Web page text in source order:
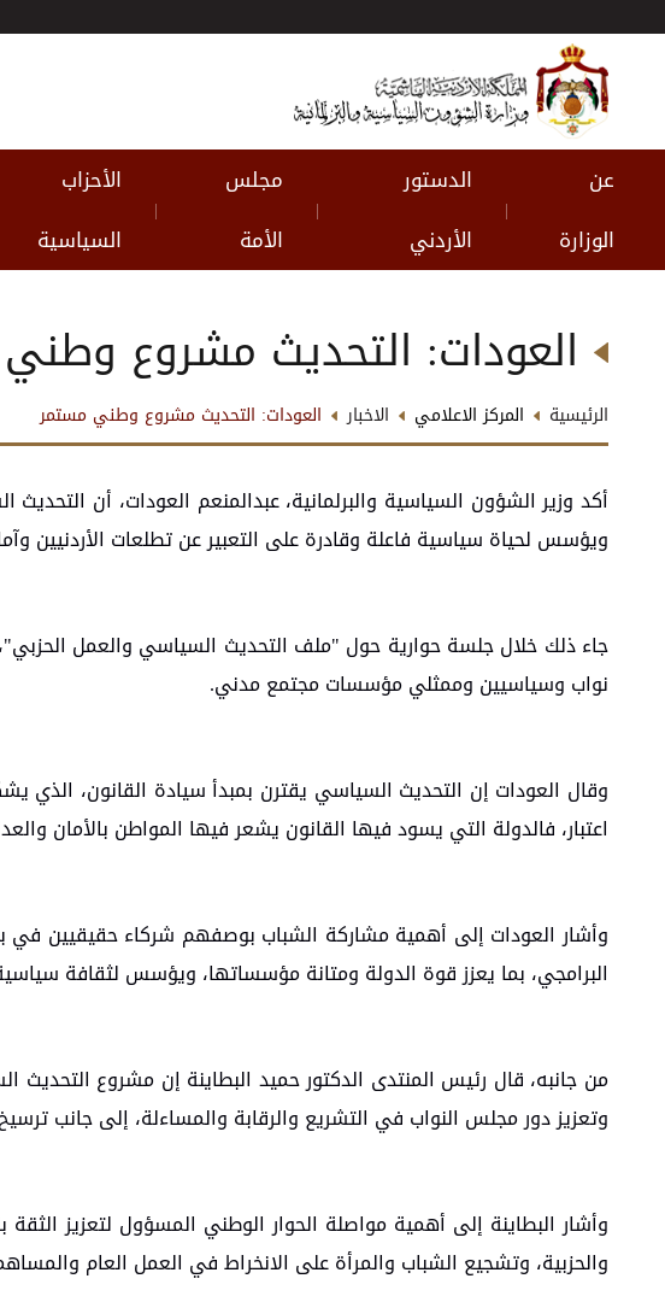
عن
الوزارة
|
الدستور
الأردني
|
مجلس
الأمة
|
الأحزاب
السياسية
العودات: التحديث مشروع
الرئيسية المركز الاعلامي الاخبار العودات: التحديث مشروع وطني مستمر
أكد وزير الشؤون السياسية والبرلمانية، عبدالمنعم العودات، أن
ويؤسس لحياة سياسية فاعلة وقادرة على التعبير عن تطلعات الأردنيين
جاء ذلك خلال جلسة حوارية حول "ملف التحديث السياسي والعمل الحزبي"،
نواب وسياسيين وممثلي مؤسسات مجتمع مدني.
وقال العودات إن التحديث السياسي يقترن بمبدأ سيادة القانون،
اعتبار، فالدولة التي يسود فيها القانون يشعر فيها المواطن بالأمان
وأشار العودات إلى أهمية مشاركة الشباب بوصفهم شركاء حقيقيين في
البرامجي، بما يعزز قوة الدولة ومتانة مؤسساتها، ويؤسس لثقافة
من جانبه، قال رئيس المنتدى الدكتور حميد البطاينة إن مشروع التحديث
وتعزيز دور مجلس النواب في التشريع والرقابة والمساءلة، إلى جانب ترسيخ
وأشار البطاينة إلى أهمية مواصلة الحوار الوطني المسؤول لتعزيز
والحزبية، وتشجيع الشباب والمرأة على الانخراط في العمل العام